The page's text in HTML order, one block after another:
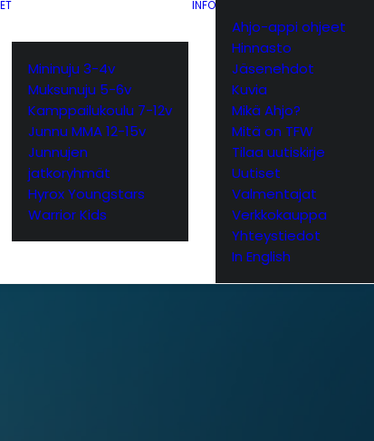
Mininuju 3-4v
Muksunuju 5-6v
Kamppailukoulu 7-12v
Junnu MMA 12-15v
Junnujen
jatkoryhmät
Hyrox Youngstars
Warrior Kids
INFO
Ahjo-appi ohjeet
Hinnasto
Jäsenehdot
Kuvia
Mikä Ahjo?
Mitä on TFW
Tilaa uutiskirje
Uutiset
Valmentajat
Verkkokauppa
Yhteystiedot
In English